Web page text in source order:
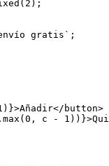
( 2 );
gratis` ;
)}>Añadir</button>
max ( 0 , c - 1